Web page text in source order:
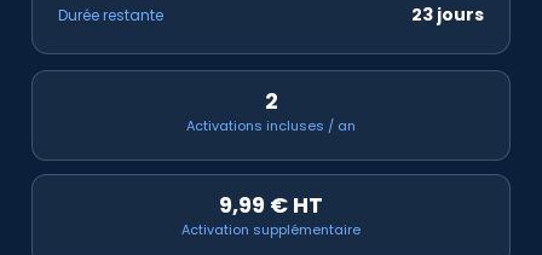
Durée restante 23 jours
2
Activations incluses / an
9,99 € HT
Activation supplémentaire